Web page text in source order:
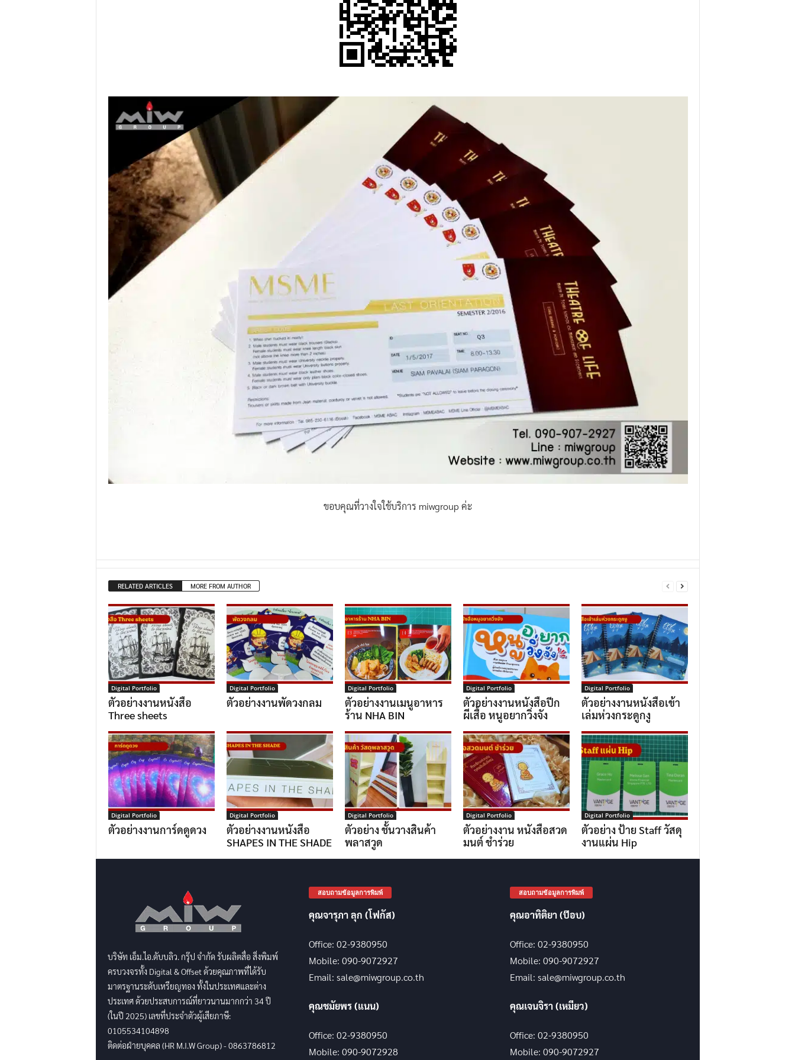
ขอบคุณที่วางใจใช้บริการ miwgroup ค่ะ
RELATED ARTICLES MORE FROM AUTHOR
Digital Portfolio
ตัวอย่างงานหนังสือ
Three sheets
Digital Portfolio
ตัวอย่างงานพัดวงกลม
Digital Portfolio
ตัวอย่างงานเมนูอาหาร
ร้าน NHA BIN
Digital Portfolio
ตัวอย่างงานหนังสือปีก
ผีเสื้อ หนูอยากวิ่งจัง
Digital Portfolio
ตัวอย่างงานหนังสือเข้า
เล่มห่วงกระดูกงู
Digital Portfolio
ตัวอย่างงานการ์ดดูดวง
Digital Portfolio
ตัวอย่างงานหนังสือ
SHAPES IN THE SHADE
Digital Portfolio
ตัวอย่าง ชั้นวางสินค้า
พลาสวูด
Digital Portfolio
ตัวอย่างงาน หนังสือสวด
มนต์ ชำร่วย
Digital Portfolio
ตัวอย่าง ป้าย Staff วัสดุ
งานแผ่น Hip
บริษัท เอ็ม.ไอ.ดับบลิว. กรุ๊ป จำกัด รับผลิตสื่อ สิ่งพิมพ์
ครบวงจรทั้ง Digital & Offset ด้วยคุณภาพที่ได้รับ
มาตรฐานระดับเหรียญทอง ทั้งในประเทศและต่าง
ประเทศ ด้วยประสบการณ์ที่ยาวนานมากกว่า 34 ปี
(ในปี 2025) เลขที่ประจำตัวผู้เสียภาษี:
0105534104898
ติดต่อฝ่ายบุคคล (HR M.I.W Group) - 0863786812
สอบถามข้อมูลการพิมพ์
คุณจารุภา ลุก (โฟกัส)
Office: 02-9380950
Mobile: 090-9072927
Email: sale@miwgroup.co.th
คุณชมัยพร (แนน)
Office: 02-9380950
Mobile: 090-9072928
สอบถามข้อมูลการพิมพ์
คุณอาทิติยา (ป๊อบ)
Office: 02-9380950
Mobile: 090-9072927
Email: sale@miwgroup.co.th
คุณเจนจิรา (เหมียว)
Office: 02-9380950
Mobile: 090-9072927